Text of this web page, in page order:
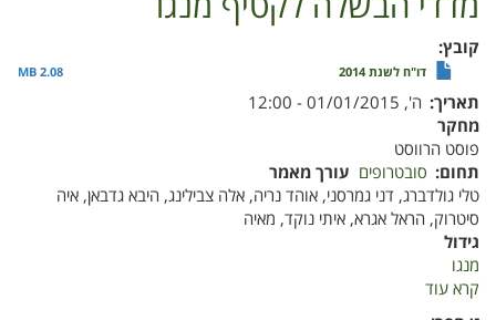
במהלך
המיון
קובץ
דו"ח לשנת 2014 2.08 MB
תאריך ה', 01/01/2015 - 12:00
מחקר
פוסט הרווסט
תחום סובטרופים עורך מאמר
טלי גולדברג, דני גמרסני, אוהד נריה, אלה צבילינג, היבא גדבאן, איה
סיטרוק, הראל אגרא, איתי נוקד, מאיה
גידול
מנגו
קרא עוד